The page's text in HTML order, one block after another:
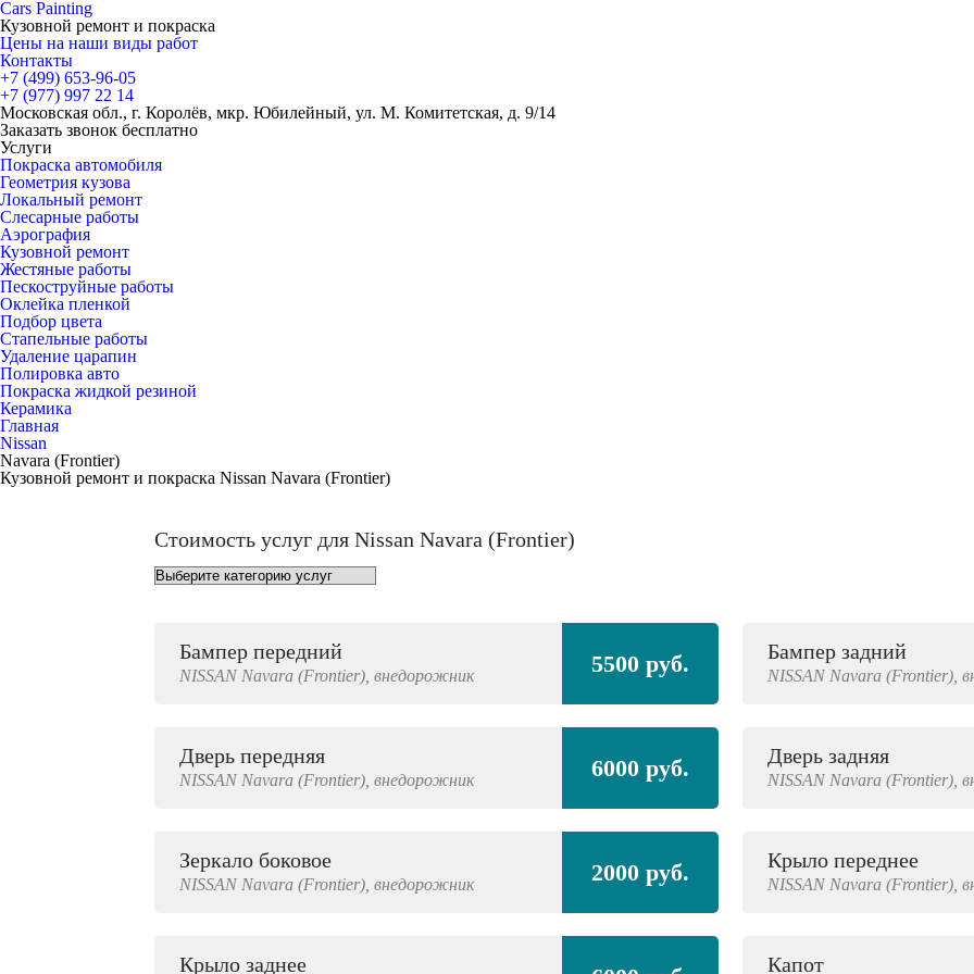
Cars Painting
Кузовной ремонт и покраска
Цены на наши виды работ
Контакты
+7 (499) 653-96-05
+7 (977) 997 22 14
Московская обл., г. Королёв, мкр. Юбилейный, ул. М. Комитетская, д. 9/14
Заказать звонок бесплатно
Услуги
Покраска автомобиля
Геометрия кузова
Локальный ремонт
Слесарные работы
Аэрография
Кузовной ремонт
Жестяные работы
Пескоструйные работы
Оклейка пленкой
Подбор цвета
Стапельные работы
Удаление царапин
Полировка авто
Покраска жидкой резиной
Керамика
Главная
Nissan
Navara (Frontier)
Кузовной ремонт и покраска Nissan Navara (Frontier)
Стоимость услуг для Nissan Navara (Frontier)
Бампер передний
NISSAN Navara (Frontier), внедорожник 5500 руб. Бампер задний
NISSAN Navara (Frontier),
Дверь передняя
NISSAN Navara (Frontier), внедорожник 6000 руб. Дверь задняя
NISSAN Navara (Frontier),
Зеркало боковое
NISSAN Navara (Frontier), внедорожник 2000 руб. Крыло переднее
NISSAN Navara (Frontier),
Крыло заднее Капот